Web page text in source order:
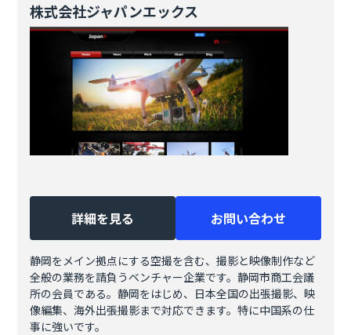
株式会社ジャパンエックス
詳細を見る お問い合わせ
静岡をメイン拠点にする空撮を含む、撮影と映像制作など
全般の業務を請負うベンチャー企業です。静岡市商工会議
所の会員である。静岡をはじめ、日本全国の出張撮影、映
像編集、海外出張撮影まで対応できます。特に中国系の仕
事に強いです。